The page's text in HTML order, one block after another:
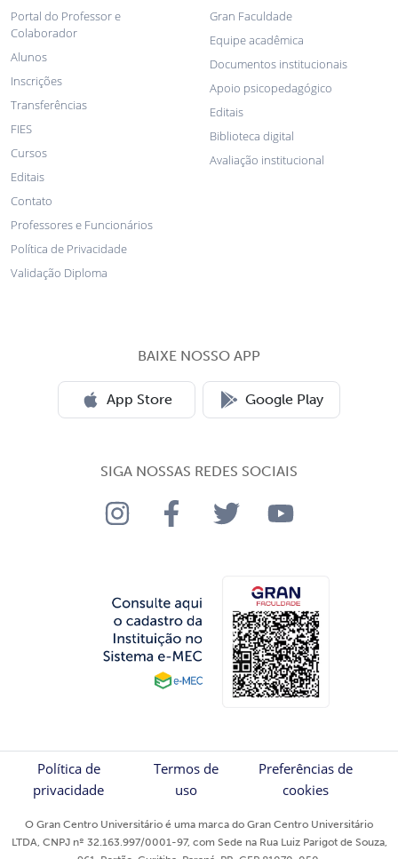
Portal do Professor e
Colaborador
Alunos
Inscrições
Transferências
FIES
Cursos
Editais
Contato
Professores e Funcionários
Política de Privacidade
Validação Diploma
Gran Faculdade
Equipe acadêmica
Documentos institucionais
Apoio psicopedagógico
Editais
Biblioteca digital
Avaliação institucional
BAIXE NOSSO APP
App Store Google Play
SIGA NOSSAS REDES SOCIAIS
Política de
privacidade
Termos de
uso
Preferências de
cookies
O Gran Centro Universitário é uma marca do Gran Centro Universitário
LTDA, CNPJ nº 32.163.997/0001-97, com Sede na Rua Luiz Parigot de Souza,